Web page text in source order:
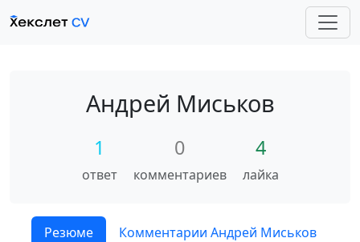
Андрей Миськов
1
ответ
0
комментариев
4
лайка
Резюме
Комментарии Андрей Миськов